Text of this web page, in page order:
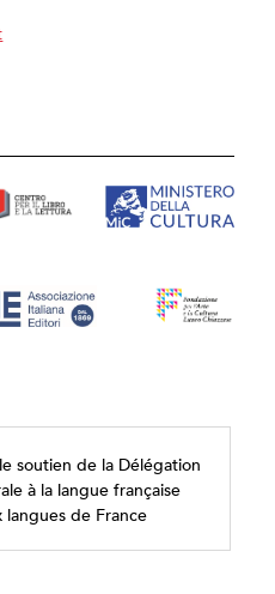
soutien de la Délégation
à la langue française
langues de France